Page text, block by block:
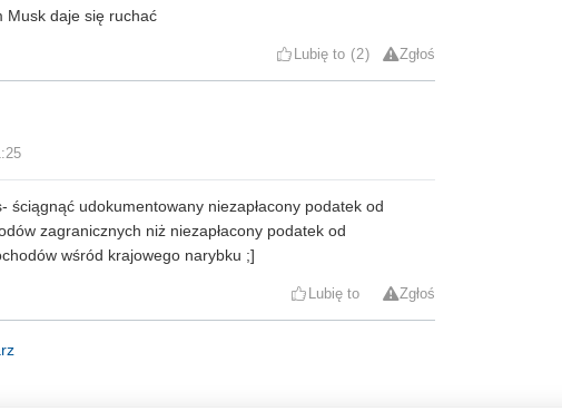
Musk daje się ruchać
Lubię to 2 Zgłoś
ściągnąć udokumentowany niezapłacony podatek od
zagranicznych niż niezapłacony podatek od
wśród krajowego narybku ;]
Lubię to Zgłoś